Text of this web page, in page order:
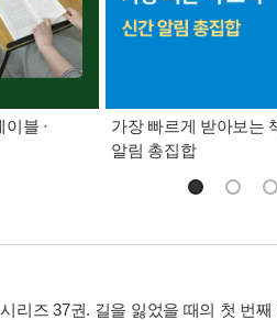
블 ·
가장 빠르게 받아보는
알림 총집합
리즈 37권. 길을 잃었을 때의 첫 번